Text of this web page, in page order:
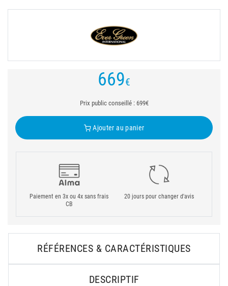
669€
Prix public conseillé : 699€
Ajouter au panier
Paiement en 3x ou 4x sans frais
CB
20 jours pour changer d'avis
RÉFÉRENCES & CARACTÉRISTIQUES
DESCRIPTIF